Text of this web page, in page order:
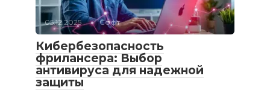
05.12.2025 Софт
Кибербезопасность
фрилансера: Выбор
антивируса для надежной
защиты